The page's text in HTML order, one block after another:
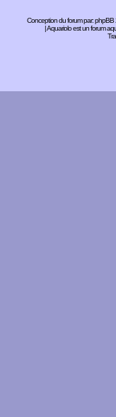
Conception du forum par:phpBB
| Aquariolo est un forum